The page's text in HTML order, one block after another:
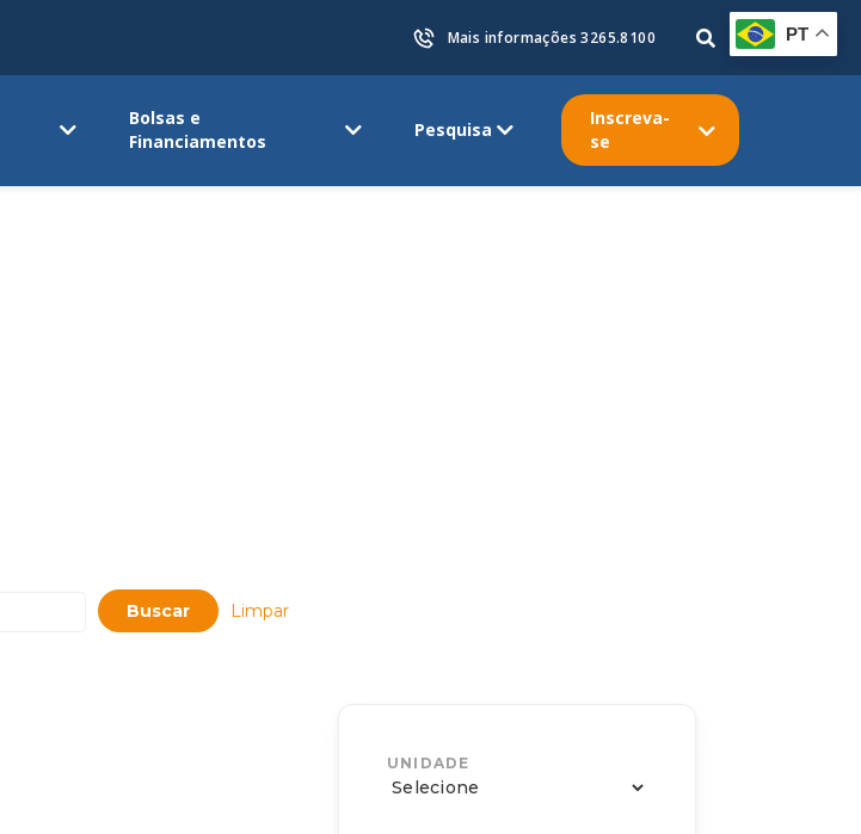
Mais informações 3265.8100
Bolsas e
Financiamentos
Pesquisa
Inscreva-
se
Limpar
UNIDADE
PT